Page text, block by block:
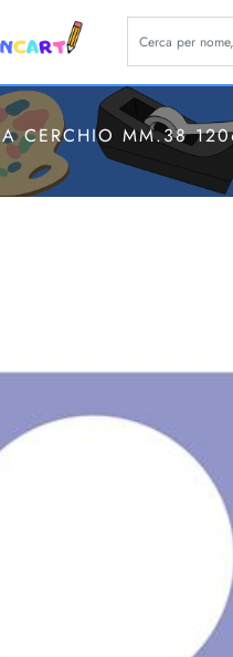
La modifica
CERCHIO MM.38